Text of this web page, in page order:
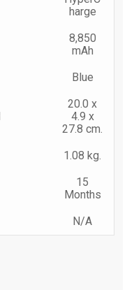
harge
8,850
mAh
Blue
20.0 x
4.9 x
27.8 cm.
1.08 kg.
15
Months
N/A